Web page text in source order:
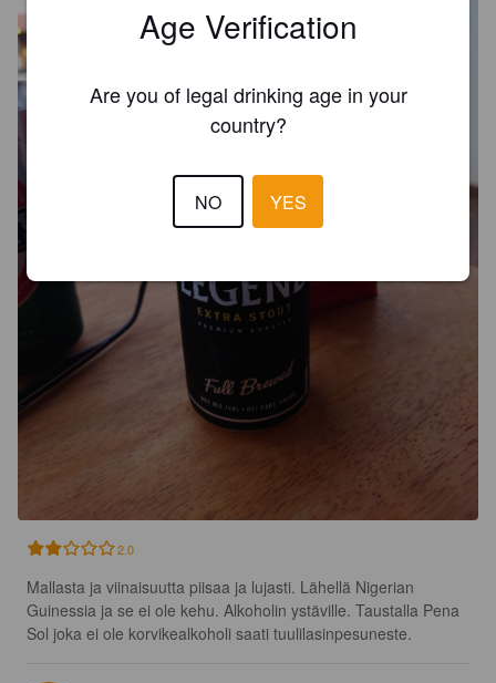
2.0
Mallasta ja viinaisuutta piisaa ja lujasti. Lähellä Nigerian
Guinessia ja se ei ole kehu. Alkoholin ystäville. Taustalla Pena
Sol joka ei ole korvikealkoholi saati tuulilasinpesuneste.
Age Verification
Are you of legal drinking age in your
country?
NO YES